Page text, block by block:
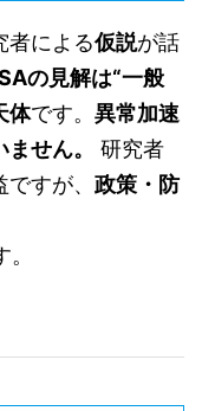
者による仮説が話
の見解は“一般
体です。 異常加速
せん。
研究者
すが、 政策・防